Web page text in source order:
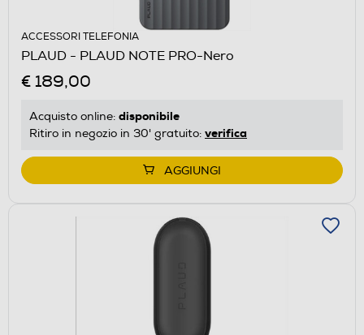
ACCESSORI TELEFONIA
PLAUD - PLAUD NOTE PRO-Nero
€ 189,00
Acquisto online: disponibile
Ritiro in negozio in 30' gratuito: verifica
AGGIUNGI